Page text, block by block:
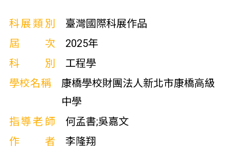
科展類別
臺灣國際科展作品
屆次
2025年
科別
工程學
學校名稱
康橋學校財團法人新北市康橋高級
中學
指導老師
何孟書;吳嘉文
作者
李隆翔